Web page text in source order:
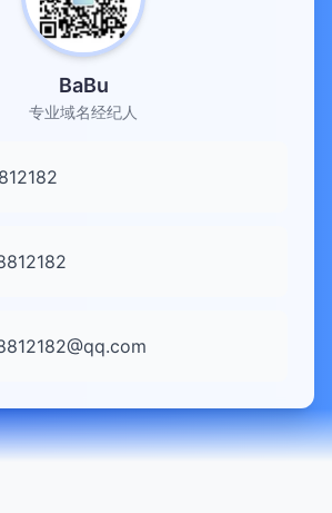
BaBu
专业域名经纪人